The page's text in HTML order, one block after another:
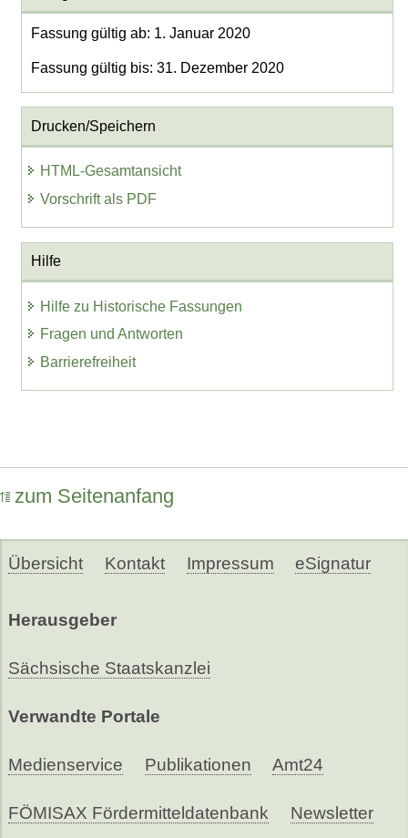
Fassung gültig ab: 1. Januar 2020
Fassung gültig bis: 31. Dezember 2020
Drucken/Speichern
HTML-Gesamtansicht
Vorschrift als PDF
Hilfe
Hilfe zu Historische Fassungen
Fragen und Antworten
Barrierefreiheit
zum Seitenanfang
Übersicht Kontakt Impressum eSignatur
Herausgeber
Sächsische Staatskanzlei
Verwandte Portale
Medienservice Publikationen Amt24
FÖMISAX Fördermitteldatenbank Newsletter